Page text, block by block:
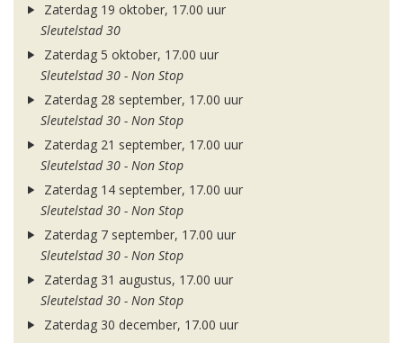
Zaterdag 19 oktober, 17.00 uur
Sleutelstad 30
Zaterdag 5 oktober, 17.00 uur
Sleutelstad 30 - Non Stop
Zaterdag 28 september, 17.00 uur
Sleutelstad 30 - Non Stop
Zaterdag 21 september, 17.00 uur
Sleutelstad 30 - Non Stop
Zaterdag 14 september, 17.00 uur
Sleutelstad 30 - Non Stop
Zaterdag 7 september, 17.00 uur
Sleutelstad 30 - Non Stop
Zaterdag 31 augustus, 17.00 uur
Sleutelstad 30 - Non Stop
Zaterdag 30 december, 17.00 uur